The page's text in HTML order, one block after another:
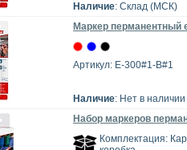
Наличие: Склад (МСК)
Маркер перманентный
Артикул: E-300#1-B#1
Наличие: Нет в наличии
Набор маркеров
Комплектация: